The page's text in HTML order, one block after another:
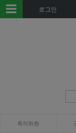
로그인
축하화환